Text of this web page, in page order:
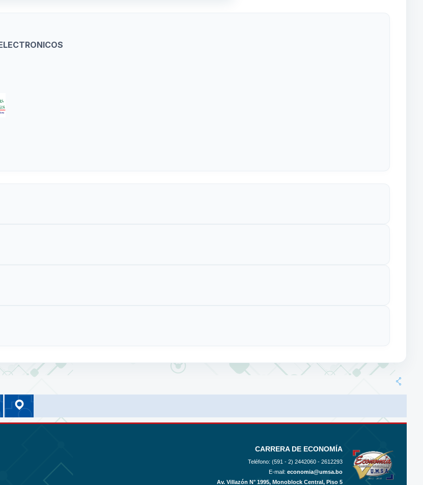
Información
Correo UMSA
Correo Institucional
CARRERA DE ECONOMÍA
Teléfono: (591 - 2) 2442060 - 2612293
E-mail: economia@umsa.bo
Av. Villazón N° 1995, Monoblock Central, Piso 5